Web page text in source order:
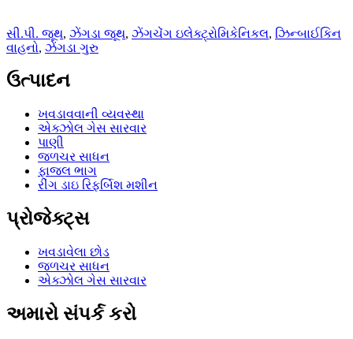
સી.પી. જૂથ, ઝેંગડા જૂથ, ઝેંગચેંગ ઇલેક્ટ્રોમિકેનિકલ, ઝિન્બાઈકિન
વાહનો, ઝેંગડા ગુરુ
ઉત્પાદન
ખવડાવવાની વ્યવસ્થા
એક્ઝોલ ગેસ સારવાર
પાણી
જળચર સાધન
ફાજલ ભાગ
રીંગ ડાઇ રિફર્બિશ મશીન
પ્રોજેક્ટ્સ
ખવડાવેલા છોડ
જળચર સાધન
એક્ઝોલ ગેસ સારવાર
અમારો સંપર્ક કરો